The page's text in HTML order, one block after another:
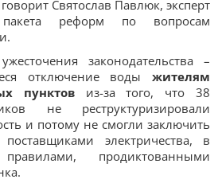
Святослав Павлюк, эксперт
пакета реформ по вопросам
законодательства –
отключение воды жителям
пунктовиз-за того, что 38
не реструктуризировали
и потому не смогли заключить
электричества, в
продиктованными